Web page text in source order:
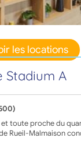
les locations
Stadium A
et toute proche du
Rueil-Malmaison